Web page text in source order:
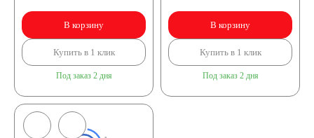
В корзину
Купить в 1 клик
Под заказ 2 дня
В корзину
Купить в 1 клик
Под заказ 2 дня